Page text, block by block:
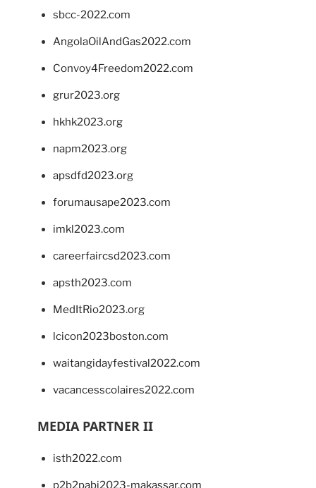
sbcc-2022.com
AngolaOilAndGas2022.com
Convoy4Freedom2022.com
grur2023.org
hkhk2023.org
napm2023.org
apsdfd2023.org
forumausape2023.com
imkl2023.com
careerfaircsd2023.com
apsth2023.com
MedItRio2023.org
lcicon2023boston.com
waitangidayfestival2022.com
vacancesscolaires2022.com
MEDIA PARTNER II
isth2022.com
p2b2pabi2023-makassar.com